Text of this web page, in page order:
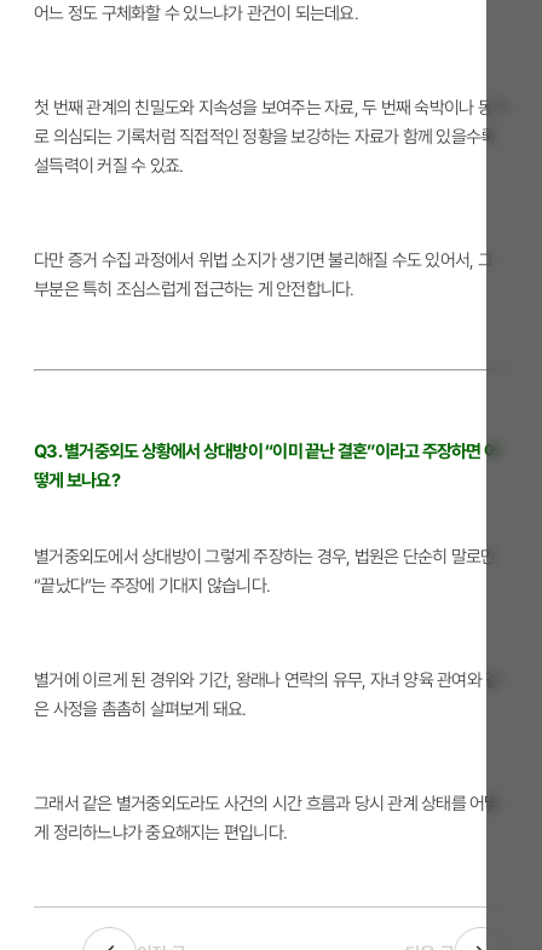
어느 정도 구체화할 수 있느냐가 관건이 되는데요.
첫 번째 관계의 친밀도와 지속성을 보여주는 자료, 두 번째 숙박이나 동거
로 의심되는 기록처럼 직접적인 정황을 보강하는 자료가 함께 있을수록
설득력이 커질 수 있죠.
다만 증거 수집 과정에서 위법 소지가 생기면 불리해질 수도 있어서, 그
부분은 특히 조심스럽게 접근하는 게 안전합니다.
Q3. 별거중외도 상황에서 상대방이 “이미 끝난 결혼”이라고 주장하면 어
떻게 보나요?
별거중외도에서 상대방이 그렇게 주장하는 경우, 법원은 단순히 말로만
“끝났다”는 주장에 기대지 않습니다.
별거에 이르게 된 경위와 기간, 왕래나 연락의 유무, 자녀 양육 관여와 같
은 사정을 촘촘히 살펴보게 돼요.
그래서 같은 별거중외도라도 사건의 시간 흐름과 당시 관계 상태를 어떻
게 정리하느냐가 중요해지는 편입니다.